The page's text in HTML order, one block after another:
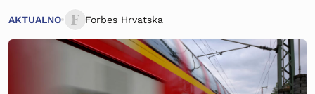
AKTUALNO Forbes Hrvatska